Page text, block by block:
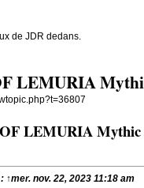
de JDR dedans.
LEMURIA
LEMURIA Mythic
↑mer. nov. 22, 2023 11:18 am